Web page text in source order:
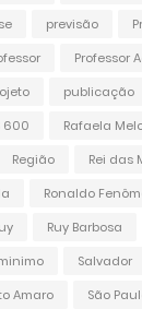
previsão
Professor
publicação
600 Rafaela
Região
Rei das
Ronaldo
Ruy Barbosa
Salvador
Amaro São